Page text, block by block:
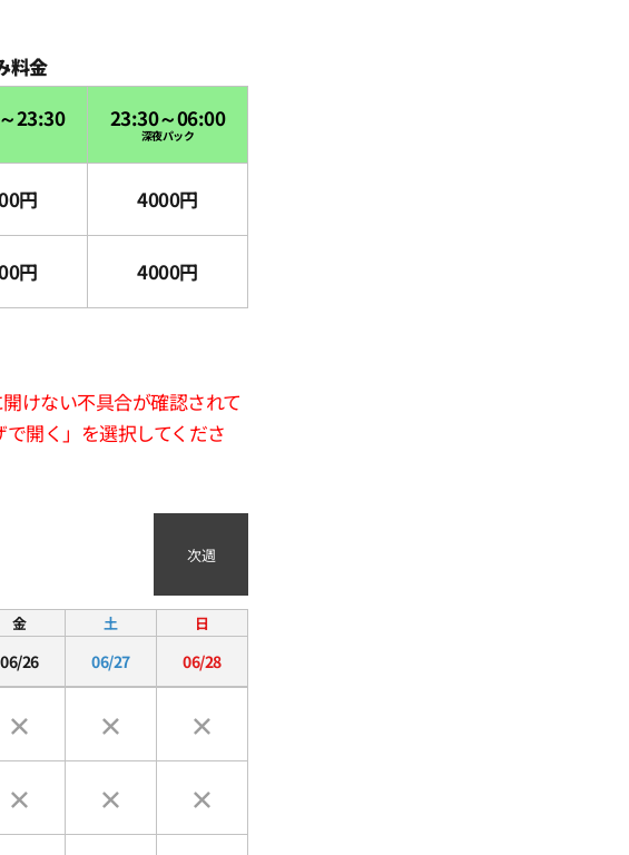
料金
23:30 23:30～06:00
深夜パック
円 4000円
円 4000円
けない不具合が確認されて
開く」を選択してくださ
次週
金
06/26
土
06/27
日
06/28